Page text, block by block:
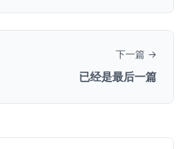
下一篇 →
已经是最后一篇